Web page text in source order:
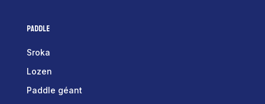
Paddle
Sroka
Lozen
Paddle géant